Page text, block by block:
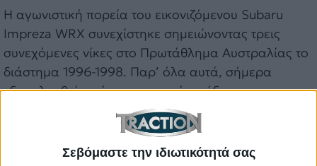
Σεβόμαστε την ιδιωτικότητά σας
Η αγωνιστική πορεία του εικονιζόμενου Subaru
Impreza WRX συνεχίστηκε σημειώνοντας τρεις
συνεχόμενες νίκες στο Πρωτάθλημα Αυστραλίας το
διάστημα 1996-1998. Παρ’ όλα αυτά, σήμερα
εξακολουθεί να έχει το αρχικό αμάξωμα που
χρονολογείται στο 1993 και πληροί τις
προδιαγραφές του Group A.